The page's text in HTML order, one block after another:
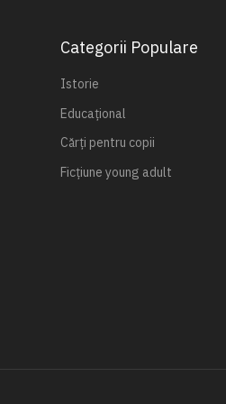
Categorii Populare
Istorie
Educațional
Cărți pentru copii
Ficțiune young adult